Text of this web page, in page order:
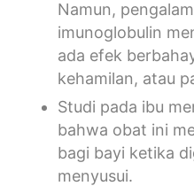
Namun,
imunoglobulin
ada efek
kehamilan, atau
Studi pada ibu
bahwa obat ini
bagi bayi ketika
menyusui.